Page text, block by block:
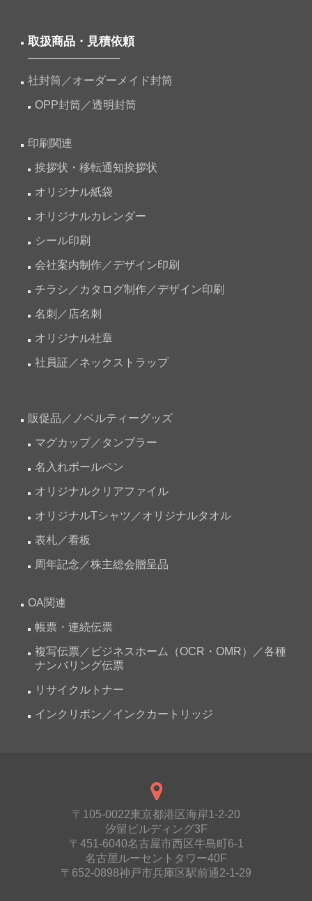
取扱商品・見積依頼
社封筒／オーダーメイド封筒
OPP封筒／透明封筒
印刷関連
挨拶状・移転通知挨拶状
オリジナル紙袋
オリジナルカレンダー
シール印刷
会社案内制作／デザイン印刷
チラシ／カタログ制作／デザイン印刷
名刺／店名刺
オリジナル社章
社員証／ネックストラップ
販促品／ノベルティーグッズ
マグカップ／タンブラー
名入れボールペン
オリジナルクリアファイル
オリジナルTシャツ／オリジナルタオル
表札／看板
周年記念／株主総会贈呈品
OA関連
帳票・連続伝票
複写伝票／ビジネスホーム（OCR・OMR）／各種
ナンバリング伝票
リサイクルトナー
インクリボン／インクカートリッジ
〒105-0022東京都港区海岸1-2-20
汐留ビルディング3F
〒451-6040名古屋市西区牛島町6-1
名古屋ルーセントタワー40F
〒652-0898神戸市兵庫区駅前通2-1-29